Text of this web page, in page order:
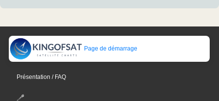
Page de démarrage
Présentation / FAQ